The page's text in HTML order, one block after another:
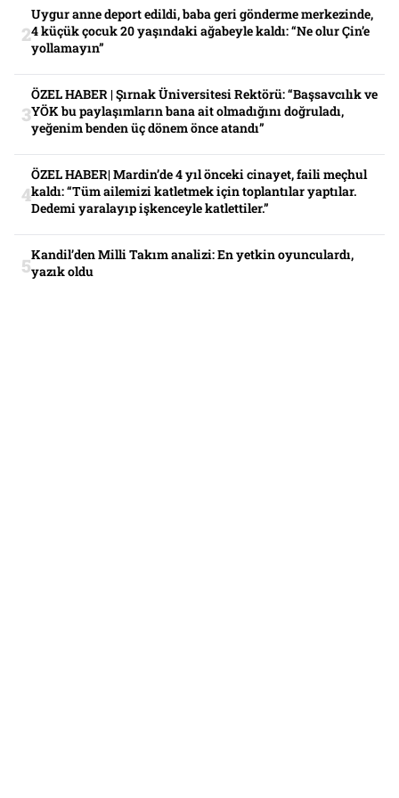
Uygur anne deport edildi, baba geri gönderme merkezinde,
4 küçük çocuk 20 yaşındaki ağabeyle kaldı: “Ne olur Çin’e
yollamayın”
ÖZEL HABER | Şırnak Üniversitesi Rektörü: “Başsavcılık ve
YÖK bu paylaşımların bana ait olmadığını doğruladı,
yeğenim benden üç dönem önce atandı”
ÖZEL HABER| Mardin’de 4 yıl önceki cinayet, faili meçhul
kaldı: “Tüm ailemizi katletmek için toplantılar yaptılar.
Dedemi yaralayıp işkenceyle katlettiler.”
Kandil’den Milli Takım analizi: En yetkin oyunculardı,
yazık oldu